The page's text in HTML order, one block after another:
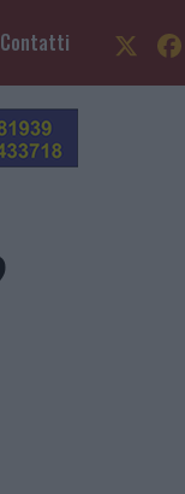
Contatti